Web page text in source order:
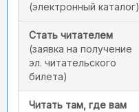
(электронный каталог)
Стать читателем
(заявка на получение
эл. читательского
билета)
Читать там, где вам